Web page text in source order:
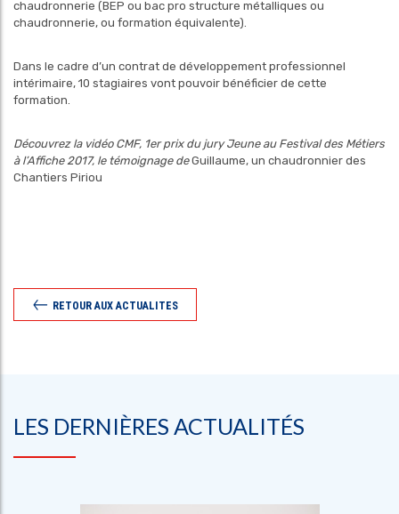
chaudronnerie (BEP ou bac pro structure métalliques ou
chaudronnerie, ou formation équivalente).
Dans le cadre d’un contrat de développement professionnel
intérimaire, 10 stagiaires vont pouvoir bénéficier de cette
formation.
Découvrez la vidéo CMF, 1er prix du jury Jeune au Festival des Métiers
à l’Affiche 2017, le témoignage de Guillaume, un chaudronnier des
Chantiers Piriou
RETOUR AUX ACTUALITES
LES DERNIÈRES ACTUALITÉS